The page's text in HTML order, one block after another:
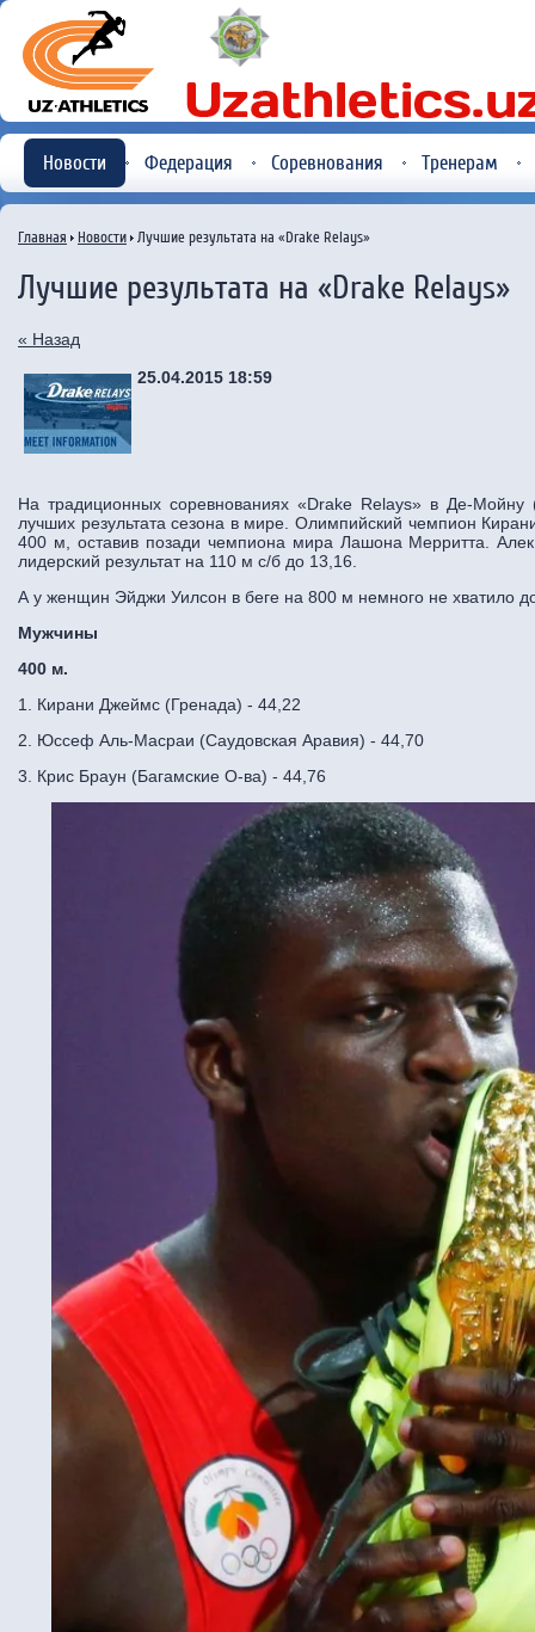
Новости Федерация Соревнования Тренерам
Главная Новости Лучшие результата на «Drake Relays»
Лучшие результата на «Drake Relays»
« Назад
25.04.2015 18:59
На традиционных соревнованиях «Drake Relays» в Де-
лучших результата сезона в мире. Олимпийский чемпион
400 м, оставив позади чемпиона мира Лашона Мерритта.
лидерский результат на 110 м с/б до 13,16.
А у женщин Эйджи Уилсон в беге на 800 м немного не хватило
Мужчины
400 м.
1. Кирани Джеймс (Гренада) - 44,22
2. Юссеф Аль-Масраи (Саудовская Аравия) - 44,70
3. Крис Браун (Багамские О-ва) - 44,76